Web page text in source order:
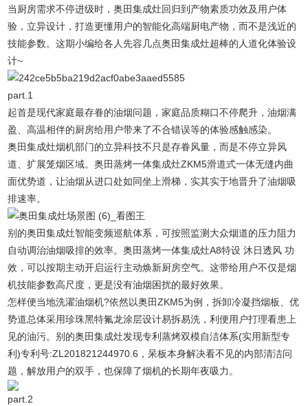
当厨房需求不停进级时，奥田集成灶回归到产物素质功效及用户体
验，立异设计，打造更懂用户的智能化高端厨电产物，而不是浅近的
技能参数。这期小编给各人先容几点奥田集成灶超棒的人道化体验设
计~
part.1
起首是现代家庭最存眷的油烟问题，家庭品质糊口不停爬升，油烟满
盈、高温相伴的厨房给用户带来了不合错误等的体验感触感染。
奥田集成灶烟机部门的立异科技不只是存眷风量，而是不停立异风
道、扩展笼烟区域。奥田蒸烤一体集成灶ZKM5滑道式一体无缝内曲
面优势道，让油烟从进口处如同坐上滑梯，实其实于地晋升了油烟吸
排速率。
别的奥田集成灶智能变频巡航体系，可按照监测大众烟道的压力阻力
自动调治油烟吸排的效率。奥田蒸烤一体集成灶A8特设 沐日透风 功
效，可以按期主动开启运行主动焕新厨房空气。这带给用户不仅是烟
机技能参数高尺度，更是没有油烟困扰的最好效果。
怎样便当地洗濯油烟机?依然以奥田ZKM5为例，拆卸冷凝挡烟板、优
势道总体采用珍珠黑特氟龙涂层设计易拆易洗，利便用户打理看患上
见的油污。别的奥田集成灶发现专利蒸烤双模自洁体系(实用新型专
利)专利号:ZL201821244970.6，呆板本身解决看不见的内部清洁问
题，解放用户的双手，也保障了烟机的长期年夜吸力。
part.2